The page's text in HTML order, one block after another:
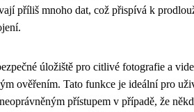
příliš mnoho dat, což přispívá k
úložiště pro citlivé fotografie a
ověřením. Tato funkce je ideální pro
přístupem v případě, že